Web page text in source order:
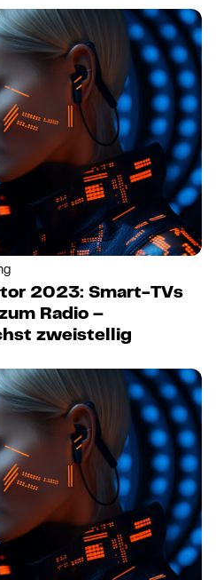
2023: Smart-TVs
Radio –
zweistellig